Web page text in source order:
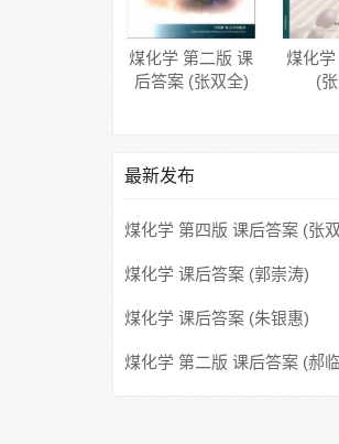
煤化学 第二版 课
后答案 (张双全)
煤化
(
最新发布
煤化学 第四版 课后答案 (张
煤化学 课后答案 (郭崇涛)
煤化学 课后答案 (朱银惠)
煤化学 第二版 课后答案 (郝